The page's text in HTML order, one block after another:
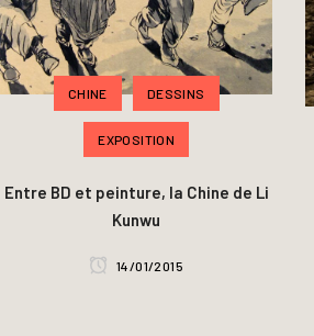
CHINE DESSINS
EXPOSITION
Entre BD et peinture, la Chine de Li
Kunwu
14/01/2015